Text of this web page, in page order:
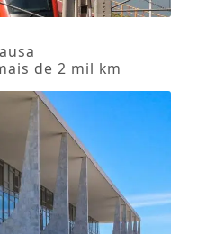
de 2 mil km